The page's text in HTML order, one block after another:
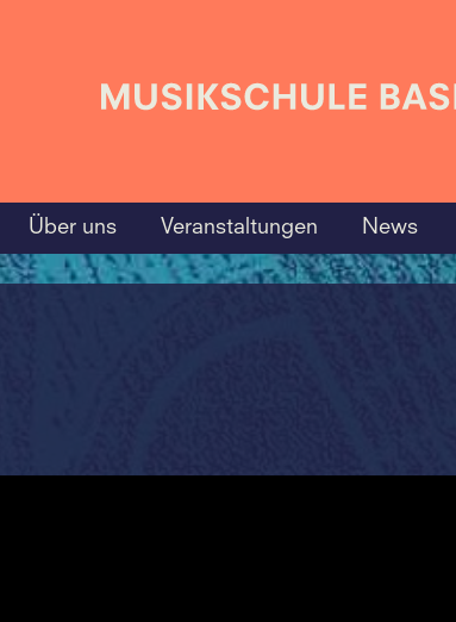
Über uns Veranstaltungen News